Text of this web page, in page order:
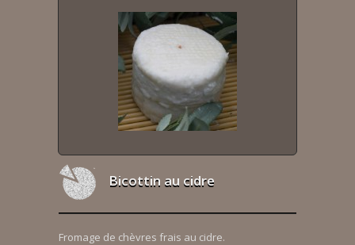
Bicottin au cidre
Fromage de chèvres frais au cidre.